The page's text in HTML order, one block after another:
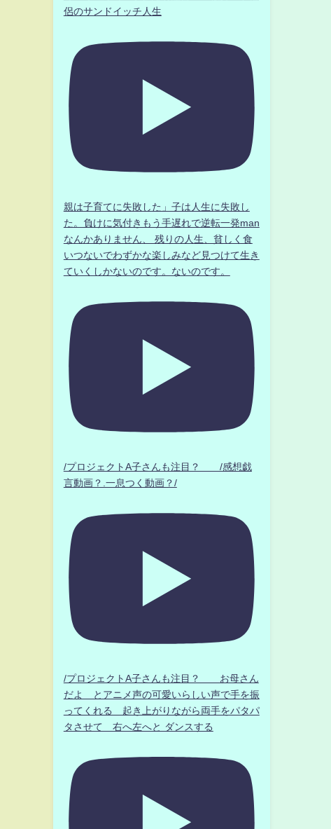
侶のサンドイッチ人生
親は子育てに失敗した」子は人生に失敗し
た。負けに気付きもう手遅れで逆転一発man
なんかありません、 残りの人生、貧しく食
いつないでわずかな楽しみなど見つけて生き
ていくしかないのです。ないのです。
/プロジェクトA子さんも注目？ /感想戯
言動画？.一息つく動画？/
/プロジェクトA子さんも注目？ お母さん
だよ とアニメ声の可愛いらしい声で手を振
ってくれる 起き上がりながら両手をパタパ
タさせて 右へ左へと ダンスする